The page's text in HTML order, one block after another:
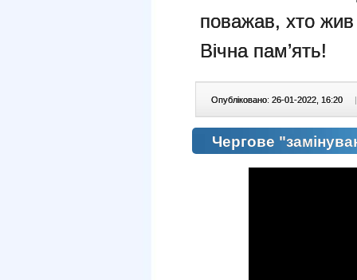
поважав, хто
Вічна пам’ять!
Опубліковано: 26-01-2022, 16:20 |
Чергове